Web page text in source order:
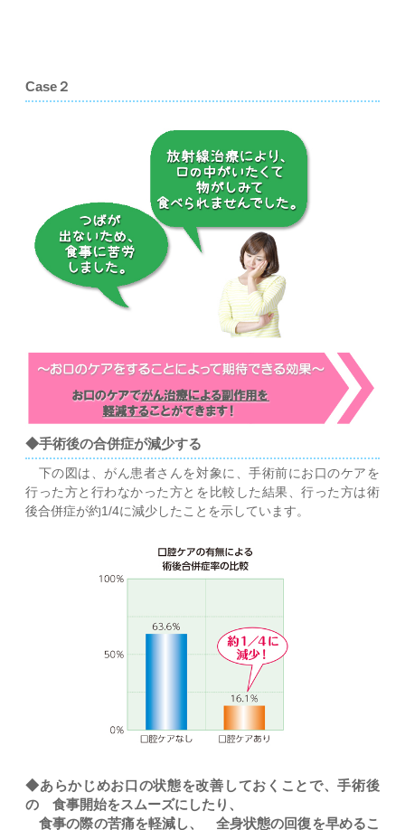
Case２
◆手術後の合併症が減少する
下の図は、がん患者さんを対象に、手術前にお口のケアを
行った方と行わなかった方とを比較した結果、行った方は術
後合併症が約1/4に減少したことを示しています。
◆あらかじめお口の状態を改善しておくことで、手術後
の 食事開始をスムーズにしたり、
食事の際の苦痛を軽減し、 全身状態の回復を早めるこ